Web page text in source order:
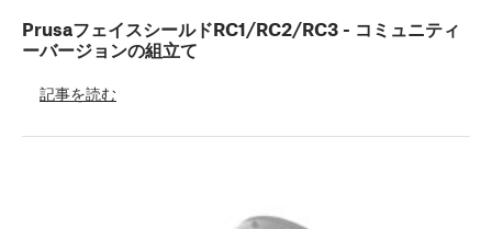
PrusaフェイスシールドRC1/RC2/RC3 - コミュニティ
ーバージョンの組立て
記事を読む